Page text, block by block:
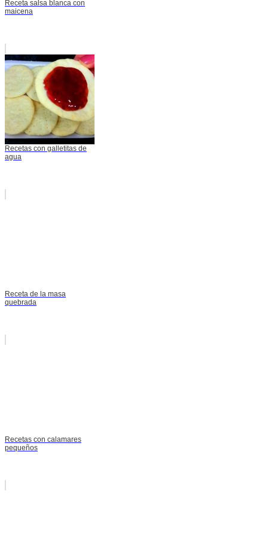
Receta salsa blanca con
maicena
Recetas con galletitas de
agua
Receta de la masa
quebrada
Recetas con calamares
pequeños